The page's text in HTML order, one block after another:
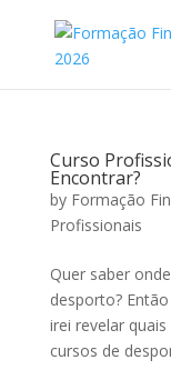
Curso
Encontrar?
by Formação
Profissionais
Quer saber
desporto?
irei revelar
cursos de